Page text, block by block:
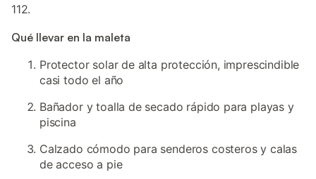
112.
Qué llevar en la maleta
Protector solar de alta protección, imprescindible
casi todo el año
Bañador y toalla de secado rápido para playas y
piscina
Calzado cómodo para senderos costeros y calas
de acceso a pie